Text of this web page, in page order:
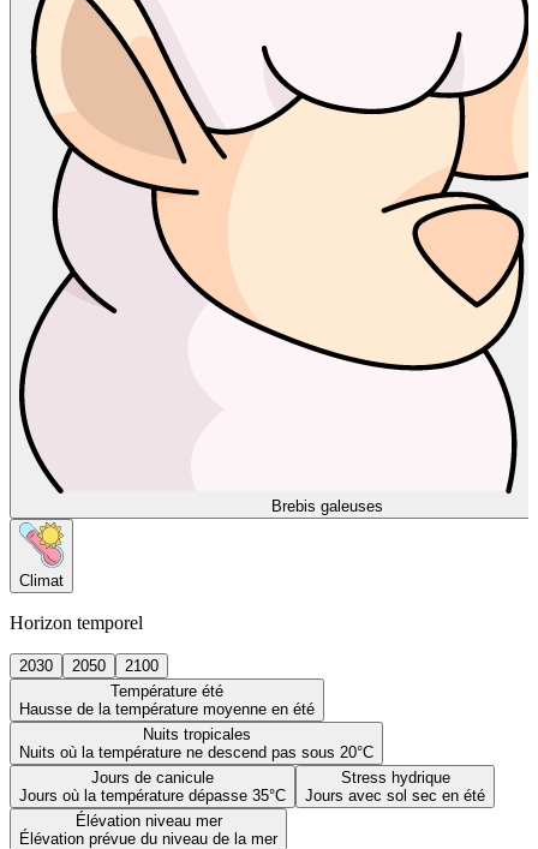
Brebis galeuses
Climat
Horizon temporel
2030 2050
2100
Température été
Hausse de la température moyenne en été
Nuits tropicales
Nuits où la température ne descend pas sous 20°C
Jours de canicule
Jours où la température dépasse 35°C
Stress hydrique
Jours avec sol sec en été
Élévation niveau mer
Élévation prévue du niveau de la mer